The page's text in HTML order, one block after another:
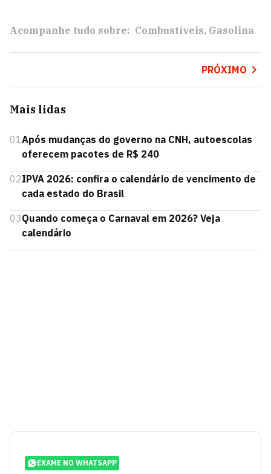
Acompanhe tudo sobre: Combustíveis Gasolina
PRÓXIMO
Mais lidas
01Após mudanças do governo na CNH, autoescolas
oferecem pacotes de R$ 240
02IPVA 2026: confira o calendário de vencimento de
cada estado do Brasil
03Quando começa o Carnaval em 2026? Veja
calendário
EXAME NO WHATSAPP